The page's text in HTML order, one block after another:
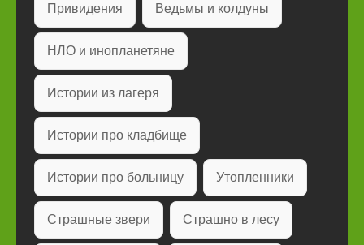
Привидения Ведьмы и колдуны
НЛО и инопланетяне
Истории из лагеря
Истории про кладбище
Истории про больницу Утопленники
Страшные звери Страшно в лесу